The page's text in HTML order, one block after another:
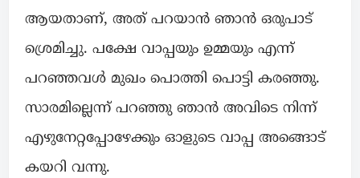
ആയതാണ്, അത് പറയാൻ ഞാൻ ഒരുപാട്
ശ്രെമിച്ചു. പക്ഷേ വാപ്പയും ഉമ്മയും എന്ന്
പറഞ്ഞവൾ മുഖം പൊത്തി പൊട്ടി കരഞ്ഞു.
സാരമില്ലെന്ന് പറഞ്ഞു ഞാൻ അവിടെ നിന്ന്
എഴുനേറ്റപ്പോഴേക്കും ഓളുടെ വാപ്പ അങ്ങൊട്
കയറി വന്നു.